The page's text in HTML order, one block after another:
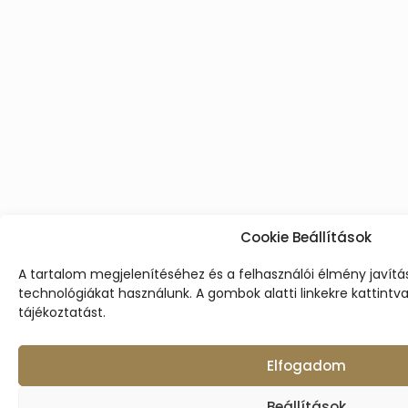
Cookie Beállítások
A tartalom megjelenítéséhez és a felhasználói élmény
technológiákat használunk. A gombok alatti linkekre
tájékoztatást.
Elfogadom